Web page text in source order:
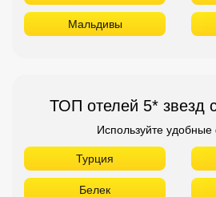
Мальдивы
ТОП отелей 5* звезд
Используйте
Турция
Белек